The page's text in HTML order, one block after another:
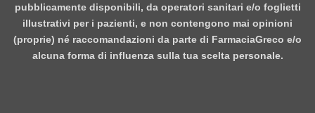
pubblicamente disponibili, da operatori sanitari e/o foglietti
illustrativi per i pazienti, e non contengono mai opinioni
(proprie) né raccomandazioni da parte di FarmaciaGreco e/o
alcuna forma di influenza sulla tua scelta personale.